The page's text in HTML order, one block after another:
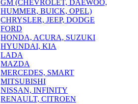
GM (CHEVROLET, DAEWOO,
HUMMER, BUICK, OPEL)
CHRYSLER, JEEP, DODGE
FORD
HONDA, ACURA, SUZUKI
HYUNDAI, KIA
LADA
MAZDA
MERCEDES, SMART
MITSUBISHI
NISSAN, INFINITY
RENAULT, CITROEN